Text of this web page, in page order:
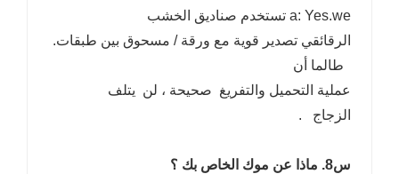
a: Yes.we تستخدم صناديق الخشب
الرقائقي تصدير قوية مع ورقة / مسحوق بين طبقات.
طالما أن
عملية التحميل والتفريغ صحيحة ، لن يتلف
الزجاج .
س8. ماذا عن موك الخاص بك ؟